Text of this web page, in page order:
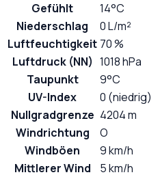
Gefühlt
14°C
Niederschlag
0 L/m²
Luftfeuchtigkeit 70 %
Luftdruck (NN) 1018 hPa
Taupunkt
9°C
UV-Index
0 (niedrig)
Nullgradgrenze 4204 m
Windrichtung
O
Windböen
9 km/h
Mittlerer Wind
5 km/h